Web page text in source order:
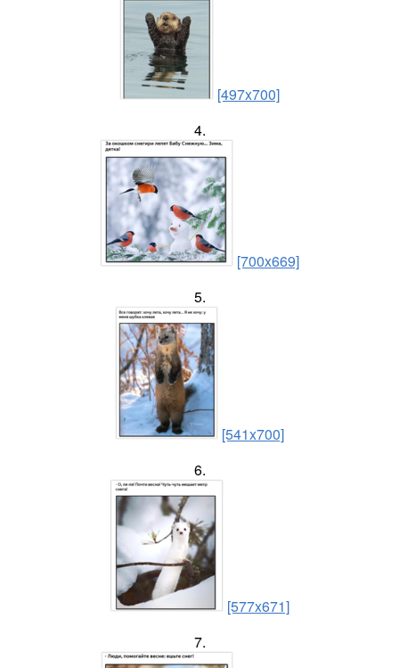
[497x700]
4.
[700x669]
5.
[541x700]
6.
[577x671]
7.